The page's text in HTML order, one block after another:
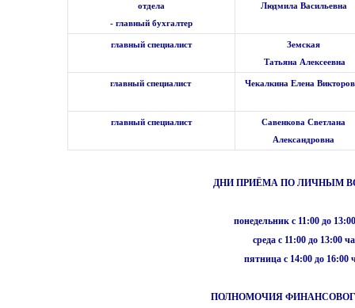
отдела
- главный бухгалтер
Людмила Васильевна
главный специалист
Земская
Татьяна Алексеевна
главный специалист Чекалкина Елена
главный специалист
Савенкова Светлана
Александровна
ДНИ ПРИЁМА ПО ЛИЧНЫМ
понедельник с 11:00 до
среда с 11:00 до 13:00
пятница с 14:00 до 16:00
ПОЛНОМОЧИЯ